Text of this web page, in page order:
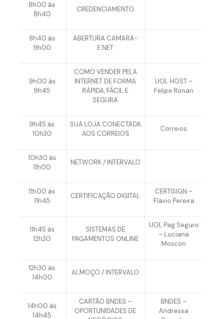
8h00 às
8h40
CREDENCIAMENTO
8h40 às
9h00
ABERTURA CAMARA-
E.NET
9h00 às
9h45
COMO VENDER PELA
INTERNET DE FORMA
RÁPIDA, FÁCIL E
SEGURA
UOL HOST –
Felipe Ronan
9h45 às
10h30
SUA LOJA CONECTADA
AOS CORREIOS
Correios
10h30 às
11h00
NETWORK / INTERVALO
11h00 às
11h45
CERTIFICAÇÃO DIGITAL
CERTISIGN –
Flavio Pereira
11h45 às
12h30
SISTEMAS DE
PAGAMENTOS ONLINE
UOL Pag Seguro
– Luciana
Moscon
12h30 às
14h00
ALMOÇO / INTERVALO
14h00 às
14h45
CARTÃO BNDES –
OPORTUNIDADES DE
BNDES –
Andressa